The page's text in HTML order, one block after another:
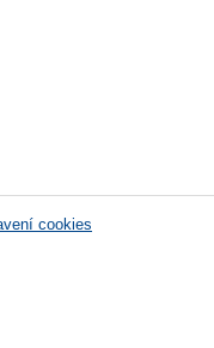
cookies